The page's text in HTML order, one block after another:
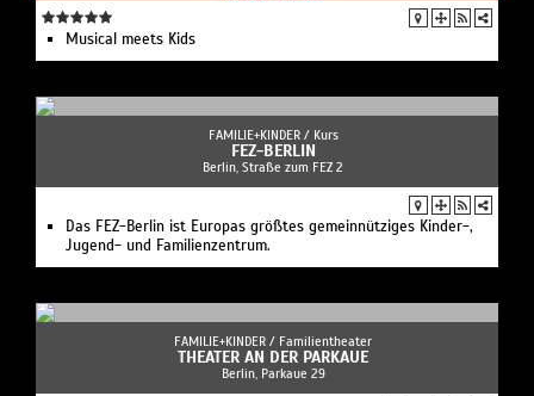
Musical meets Kids
FAMILIE+KINDER / Kurs
FEZ-BERLIN
Berlin, Straße zum FEZ 2
Das FEZ-Berlin ist Europas größtes gemeinnütziges Kinder-,
Jugend- und Familienzentrum.
FAMILIE+KINDER / Familientheater
THEATER AN DER PARKAUE
Berlin, Parkaue 29